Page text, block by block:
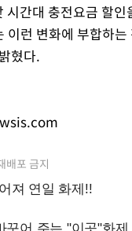
간대 충전요금 할
런 변화에 부합하
혔다.
배포 금지